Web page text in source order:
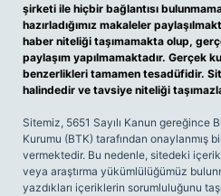
şirketi ile hiçbir bağlantısı
hazırladığımız makaleler
haber niteliği taşımamakta olup,
paylaşım yapılmamaktadır. Gerçek
benzerlikleri tamamen tesadüfidir.
halindedir ve tavsiye niteliği
Sitemiz, 5651 Sayılı Kanun gereğince
Kurumu (BTK) tarafından onaylanmış
vermektedir. Bu nedenle, sitedeki
veya araştırma yükümlülüğümüz
yazdıkları içeriklerin sorumluluğunu